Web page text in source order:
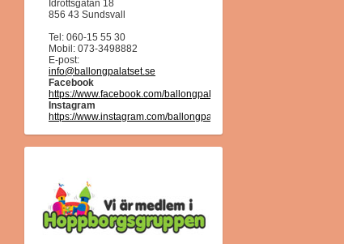
Idrottsgatan 18
856 43 Sundsvall
Tel: 060-15 55 30
Mobil: 073-3498882
E-post:
info@ballongpalatset.se
Facebook
https://www.facebook.com/ballongpalatset/
Instagram
https://www.instagram.com/ballongpalatset/